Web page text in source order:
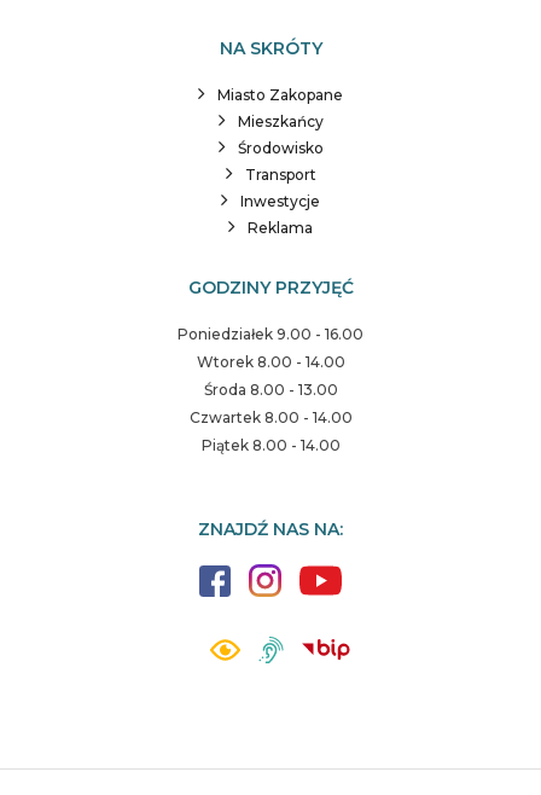
NA SKRÓTY
Miasto Zakopane
Mieszkańcy
Środowisko
Transport
Inwestycje
Reklama
GODZINY PRZYJĘĆ
Poniedziałek 9.00 - 16.00
Wtorek 8.00 - 14.00
Środa 8.00 - 13.00
Czwartek 8.00 - 14.00
Piątek 8.00 - 14.00
ZNAJDŹ NAS NA: